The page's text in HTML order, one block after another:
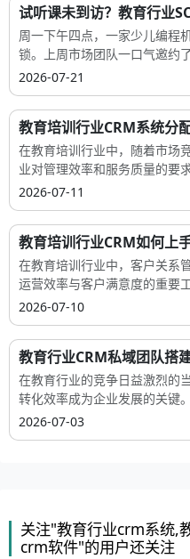
试听课未到访？教育行业
周一下午四点，一家少儿编程
锁。上周市场团队一口气邀约
2026-07-21
教育培训行业CRM系统分
在教育培训行业中，随着市场
业对管理效率和服务质量的要
2026-07-11
教育培训行业CRM如何上
在教育培训行业中，客户关系
运营效率与客户满意度的重要
2026-07-10
教育行业CRM私域团队搭
在教育行业的竞争日益激烈的
转化效率成为企业发展的关键
2026-07-03
关注"教育行业crm系统,
crm软件"的用户还关注